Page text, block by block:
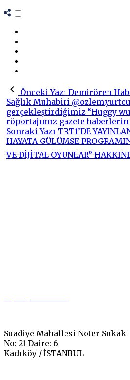
Önceki Yazı Demirören
Sağlık Muhabiri
gerçekleştirdiğimiz “Huggy
röportajımız gazete
Sonraki Yazı TRT1’DE
HAYATA GÜLÜMSE
VE DİJİTAL OYUNLAR”
Suadiye Mahallesi Noter Sokak
No: 21 Daire: 6
Kadıköy / İSTANBUL